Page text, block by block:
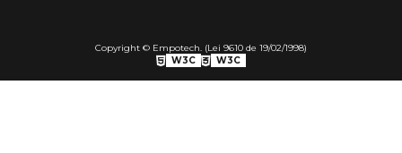
Copyright © Empotech. (Lei 9610 de 19/02/1998)
W3C
W3C